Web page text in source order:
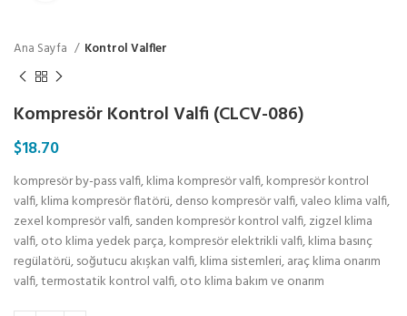
Ana Sayfa Kontrol Valfler
Kompresör Kontrol Valfi (CLCV-086)
$18.70
kompresör by-pass valfi, klima kompresör valfi, kompresör kontrol
valfi, klima kompresör flatörü, denso kompresör valfi, valeo klima valfi,
zexel kompresör valfi, sanden kompresör kontrol valfi, zigzel klima
valfi, oto klima yedek parça, kompresör elektrikli valfi, klima basınç
regülatörü, soğutucu akışkan valfi, klima sistemleri, araç klima onarım
valfi, termostatik kontrol valfi, oto klima bakım ve onarım